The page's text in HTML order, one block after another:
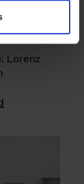
Lorenz